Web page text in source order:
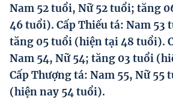
Ocop và chuỗi giá trị Nông sản
Kinh tế tư nhân
Doanh nghiệp dân tộc
Khác
Nam 52 tuổi, Nữ 52 tuổi; tăng
46 tuổi). Cấp Thiếu tá: Nam 53
tăng 05 tuổi (hiện tại 48 tuổi).
Nam 54, Nữ 54; tăng 03 tuổi
Cấp Thượng tá: Nam 55, Nữ 55
(hiện nay 54 tuổi).